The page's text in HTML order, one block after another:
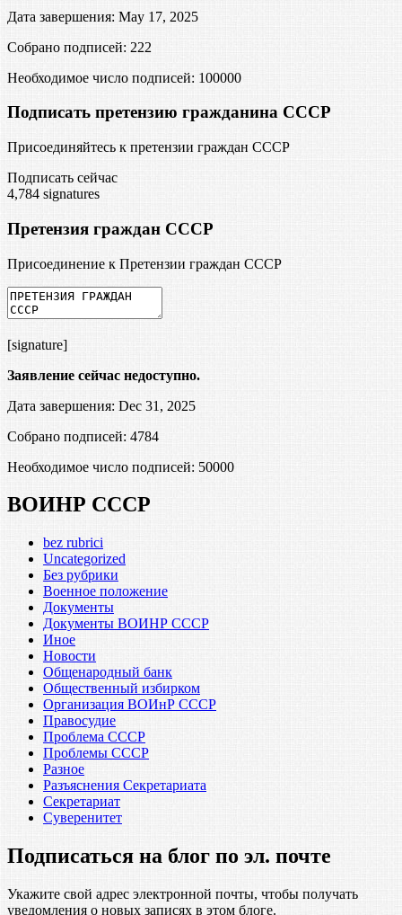
Дата завершения: May 17, 2025
Собрано подписей: 222
Необходимое число подписей: 100000
Подписать претензию гражданина СССР
Присоединяйтесь к претензии граждан СССР
Подписать сейчас
4,784 signatures
Претензия граждан СССР
Присоединение к Претензии граждан СССР
[signature]
Заявление сейчас недоступно.
Дата завершения: Dec 31, 2025
Собрано подписей: 4784
Необходимое число подписей: 50000
ВОИНР СССР
bez rubrici
Uncategorized
Без рубрики
Военное положение
Документы
Документы ВОИНР СССР
Иное
Новости
Общенародный банк
Общественный избирком
Организация ВОИнР СССР
Правосудие
Проблема СССР
Проблемы СССР
Разное
Разъяснения Секретариата
Секретариат
Суверенитет
Подписаться на блог по эл. почте
Укажите свой адрес электронной почты, чтобы получать
уведомления о новых записях в этом блоге.